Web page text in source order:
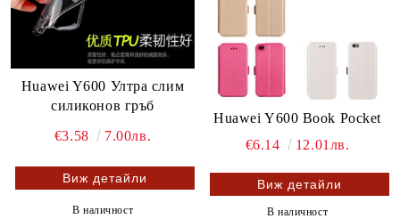
Huawei Y600 Ултра слим
силиконов гръб
€3.58
7.00лв.
Виж детайли
В наличност
Huawei Y600 Book Pocket
€6.14
12.01лв.
Виж детайли
В наличност